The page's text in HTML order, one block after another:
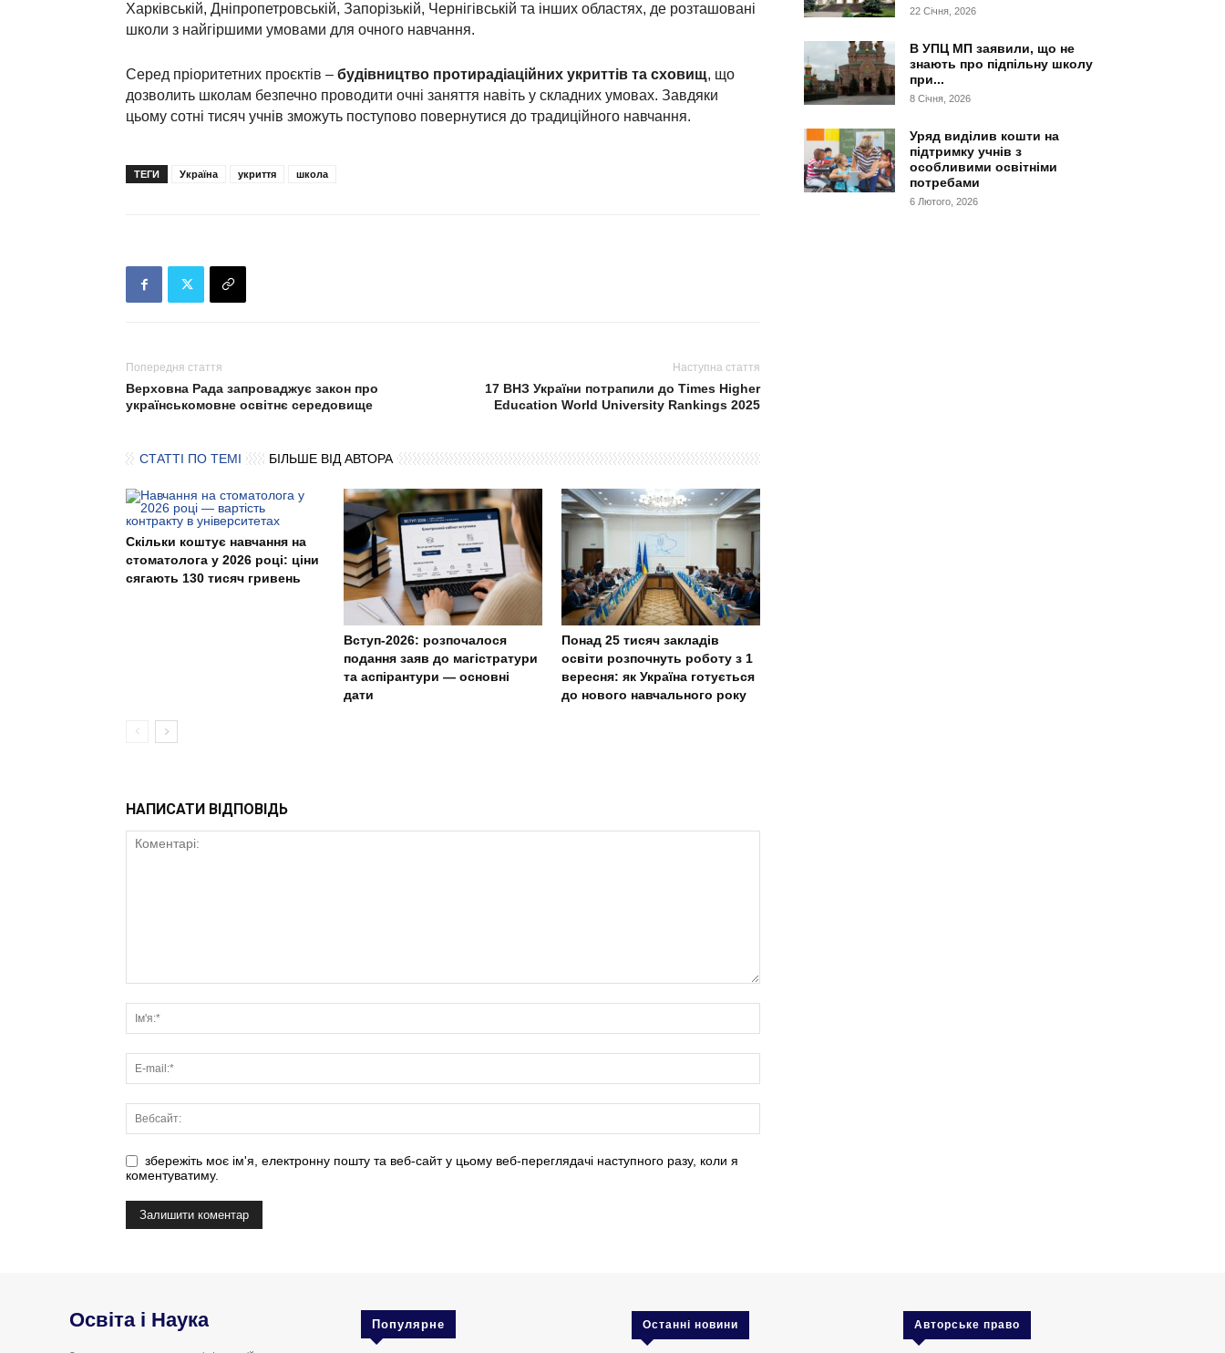
Харківській, Дніпропетровській, Запорізькій, Чернігівській та інших областях, де розташовані
школи з найгіршими умовами для очного навчання.
Серед пріоритетних проєктів – будівництво протирадіаційних укриттів та сховищ, що
дозволить школам безпечно проводити очні заняття навіть у складних умовах. Завдяки
цьому сотні тисяч учнів зможуть поступово повернутися до традиційного навчання.
ТЕГИ Україна укриття школа
Попередня стаття
Верховна Рада запроваджує закон про
українськомовне освітнє середовище
Наступна стаття
17 ВНЗ України потрапили до Times Higher
Education World University Rankings 2025
СТАТТІ ПО ТЕМІ БІЛЬШЕ ВІД АВТОРА
Скільки коштує навчання на
стоматолога у 2026 році: ціни
сягають 130 тисяч гривень
Вступ-2026: розпочалося
подання заяв до магістратури
та аспірантури — основні
дати
Понад 25 тисяч закладів
освіти розпочнуть роботу з 1
вересня: як Україна готується
до нового навчального року
НАПИСАТИ ВІДПОВІДЬ
збережіть моє ім'я, електронну пошту та веб-сайт у цьому веб-переглядачі наступного разу, коли я
коментуватиму.
22 Січня, 2026
В УПЦ МП заявили, що не
знають про підпільну школу
при...
8 Січня, 2026
Уряд виділив кошти на
підтримку учнів з
особливими освітніми
потребами
6 Лютого, 2026
Освіта і Наука Популярне Останні новини Авторське право